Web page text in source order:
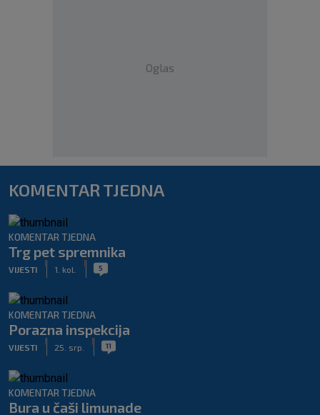
Oglas
KOMENTAR TJEDNA
KOMENTAR TJEDNA
Trg pet spremnika
VIJESTI 1. kol. 5
KOMENTAR TJEDNA
Porazna inspekcija
VIJESTI 25. srp. 11
KOMENTAR TJEDNA
Bura u čaši limunade